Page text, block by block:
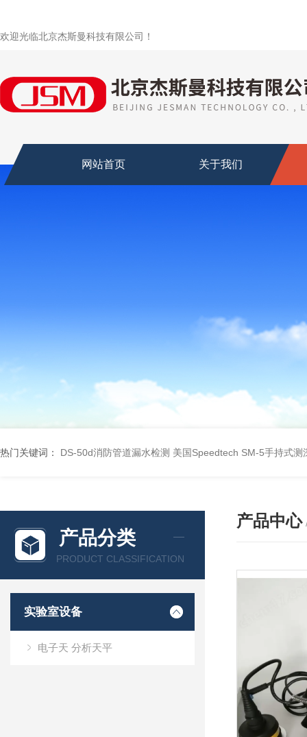
欢迎光临北京杰斯曼科技有限公司！
网站首页 关于我们
热门关键词： DS-50d消防管道漏水检测 美国Speedtech SM-5手持式测
产品分类
PRODUCT CLASSIFICATION
实验室设备
电子天 分析天平
产品中心